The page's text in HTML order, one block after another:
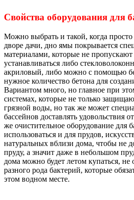
Свойства оборудования для
Можно выбрать и такой, когда
дворе дачи, дно ямы покрывается
материалами, которые не пропускают
устанавливаться либо
акриловый, либо можно с помощью
нужное количество бетона для
Вариантом много, но главное при
системах, которые не только
грязной воды, но так же может
бассейнов доставлять удовольствия
же очистительное оборудование для
использоваться и для прудов,
натуральных вблизи дома, чтобы не
пруду, а значит даже в небольшом
дома можно будет летом купаться, не
разного рода бактерий, которые
этом водном месте.